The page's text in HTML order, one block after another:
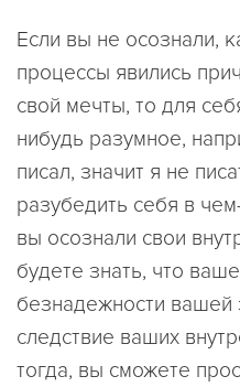
Если вы не осознали,
процессы явились
свой мечты, то для
нибудь разумное,
писал, значит я не
разубедить себя в
вы осознали свои
будете знать, что
безнадежности вашей
следствие ваших
тогда, вы сможете